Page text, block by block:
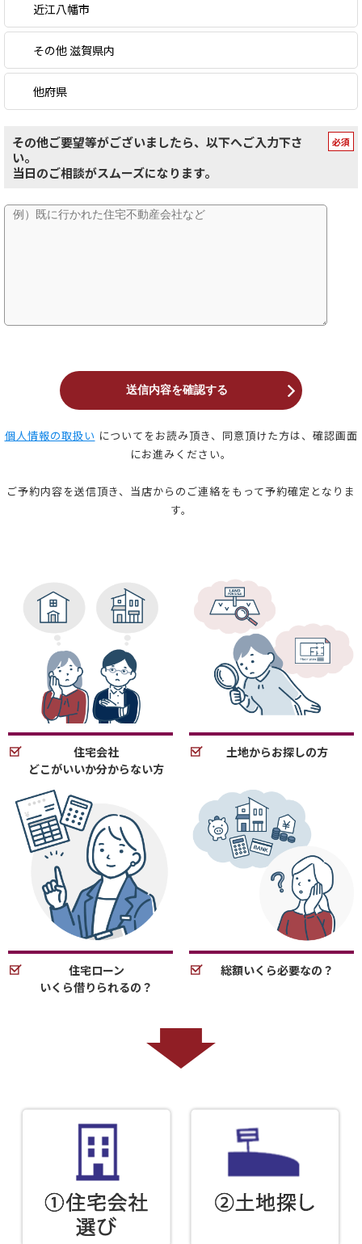
近江八幡市
その他 滋賀県内
他府県
その他ご要望等がございましたら、以下へご入力下さ
い。
当日のご相談がスムーズになります。
個人情報の取扱い についてをお読み頂き、同意頂けた方は、確認画面
にお進みください。
ご予約内容を送信頂き、当店からのご連絡をもって予約確定となりま
す。
住宅会社
どこがいいか分からない方
土地からお探しの方
住宅ローン
いくら借りられるの？
総額いくら必要なの？